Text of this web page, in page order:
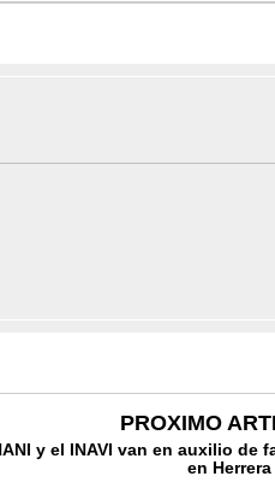
PROXIMO
y el INAVI van en auxilio de
en Herrera